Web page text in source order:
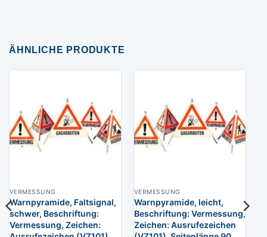
ÄHNLICHE PRODUKTE
VERMESSUNG
Warnpyramide, Faltsignal,
schwer, Beschriftung:
Vermessung, Zeichen:
VERMESSUNG
Warnpyramide, leicht,
Beschriftung: Vermessung,
Zeichen: Ausrufezeichen